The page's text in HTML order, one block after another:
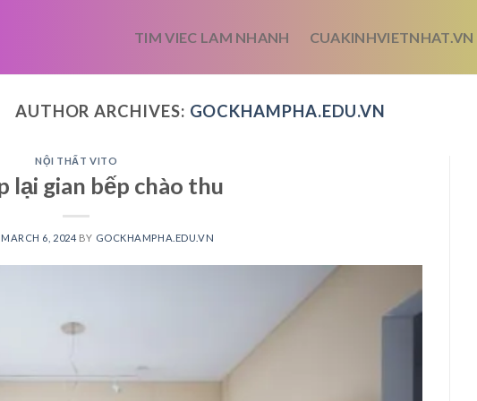
TIM VIEC LAM NHANH CUAKINHVIETNHAT.VN
AUTHOR ARCHIVES: GOCKHAMPHA.EDU.VN
NỘI THẤT VITO
lại gian bếp chào thu
MARCH 6, 2024 BY GOCKHAMPHA.EDU.VN